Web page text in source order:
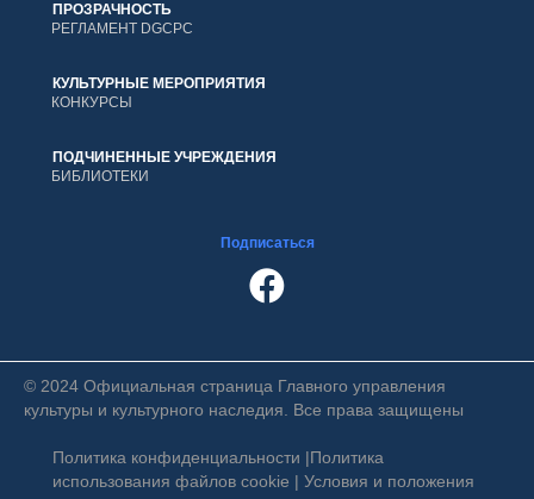
ПРОЗРАЧНОСТЬ
РЕГЛАМЕНТ DGCPC
КУЛЬТУРНЫЕ МЕРОПРИЯТИЯ
КОНКУРСЫ
ПОДЧИНЕННЫЕ УЧРЕЖДЕНИЯ
БИБЛИОТЕКИ
Подписаться
© 2024 Официальная страница Главного управления
культуры и культурного наследия. Все права защищены
Политика конфиденциальности |Политика
использования файлов cookie | Условия и положения